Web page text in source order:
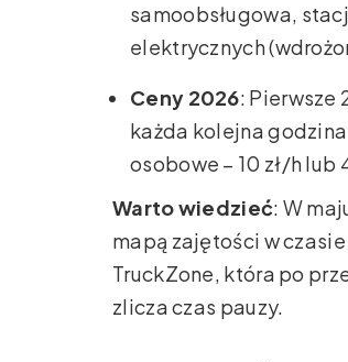
samoobsługowa,
elektrycznych
Ceny 2026: Pierwsze
każda kolejna godzina
osobowe – 10 zł/h lub
Warto wiedzieć: W
mapą zajętości w
TruckZone, która po
zlicza czas pauzy.